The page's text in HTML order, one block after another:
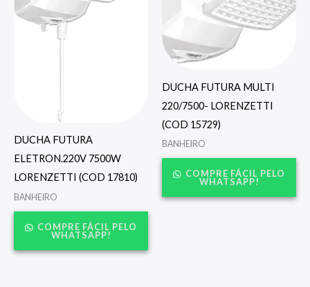
DUCHA FUTURA
ELETRON.220V 7500W
LORENZETTI (COD 17810)
BANHEIRO
COMPRE FÁCIL PELO
WHATSAPP!
DUCHA FUTURA MULTI
220/7500- LORENZETTI
(COD 15729)
BANHEIRO
COMPRE FÁCIL PELO
WHATSAPP!